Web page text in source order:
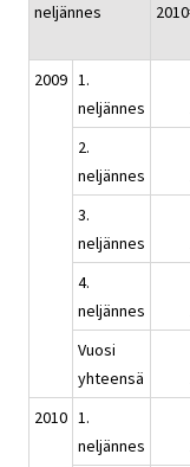
neljännes
2009 1.
neljännes
2.
neljännes
3.
neljännes
4.
neljännes
Vuosi
yhteensä
2010 1.
neljännes